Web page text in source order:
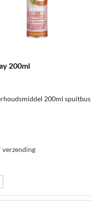
200ml
200ml spuitbus